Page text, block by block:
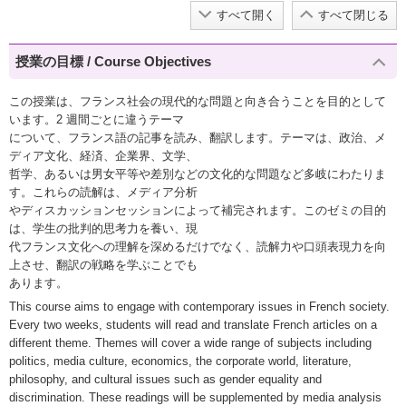
すべて開く すべて閉じる
授業の目標 / Course Objectives
この授業は、フランス社会の現代的な問題と向き合うことを目的として
います。2 週間ごとに違うテーマ
について、フランス語の記事を読み、翻訳します。テーマは、政治、メ
ディア文化、経済、企業界、文学、
哲学、あるいは男女平等や差別などの文化的な問題など多岐にわたりま
す。これらの読解は、メディア分析
やディスカッションセッションによって補完されます。このゼミの目的
は、学生の批判的思考力を養い、現
代フランス文化への理解を深めるだけでなく、読解力や口頭表現力を向
上させ、翻訳の戦略を学ぶことでも
あります。
This course aims to engage with contemporary issues in French society.
Every two weeks, students will read and translate French articles on a
different theme. Themes will cover a wide range of subjects including
politics, media culture, economics, the corporate world, literature,
philosophy, and cultural issues such as gender equality and
discrimination. These readings will be supplemented by media analysis